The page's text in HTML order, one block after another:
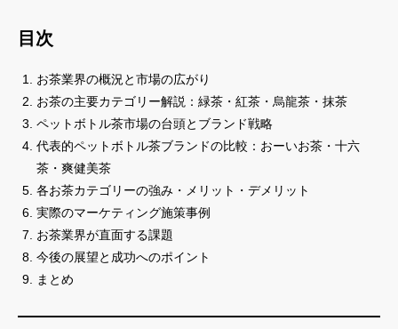
目次
お茶業界の概況と市場の広がり
お茶の主要カテゴリー解説：緑茶・紅茶・烏龍茶・抹茶
ペットボトル茶市場の台頭とブランド戦略
代表的ペットボトル茶ブランドの比較：おーいお茶・十六
茶・爽健美茶
各お茶カテゴリーの強み・メリット・デメリット
実際のマーケティング施策事例
お茶業界が直面する課題
今後の展望と成功へのポイント
まとめ